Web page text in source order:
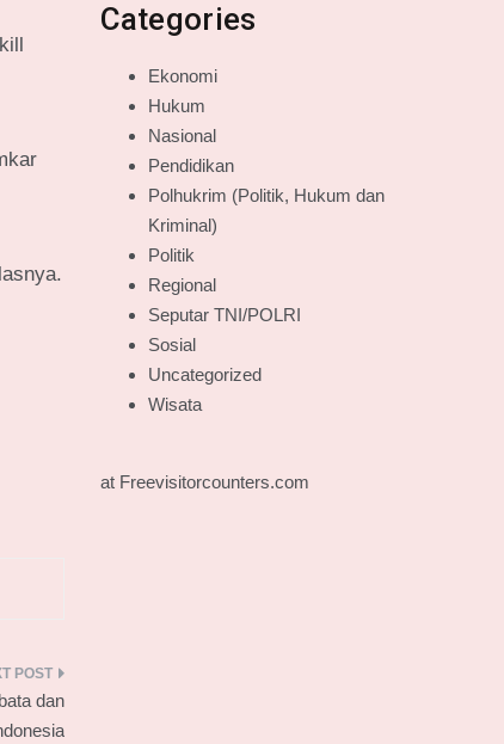
dan
Categories
Ekonomi
Hukum
Nasional
Pendidikan
Polhukrim (Politik, Hukum dan
Kriminal)
Politik
Regional
Seputar TNI/POLRI
Sosial
Uncategorized
Wisata
at Freevisitorcounters.com